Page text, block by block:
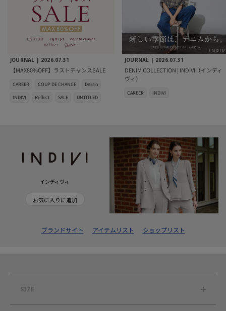
JOURNAL | 2026.07.31
【MAX80%OFF】ラストチャンスSALE
CAREER COUP DE CHANCE
Dessin
INDIVI
Reflect SALE UNTITLED
JOURNAL | 2026.07.31
DENIM COLLECTION | INDIVI（インディ
ヴィ）
CAREER INDIVI
インディヴィ
お気に入りに追加
ブランドサイト アイテムリスト ショップリスト
SIZE